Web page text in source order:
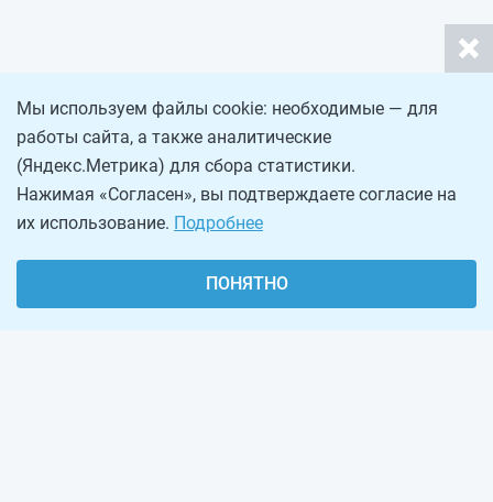
Мы используем файлы cookie: необходимые — для
работы сайта, а также аналитические
(Яндекс.Метрика) для сбора статистики.
Нажимая «Согласен», вы подтверждаете согласие на
их использование. Подробнее
ПОНЯТНО